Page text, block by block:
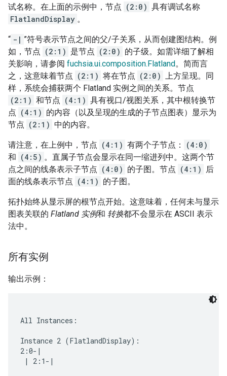
试名称。在上面的示例中，节点 (2:0) 具有调试名称
FlatlandDisplay 。
“ -| ”符号表示节点之间的父/子关系，从而创建图结构。例
如，节点 (2:1) 是节点 (2:0) 的子级。如需详细了解相
关影响，请参阅 fuchsia.ui.composition.Flatland。简而言
之，这意味着节点 (2:1) 将在节点 (2:0) 上方呈现。同
样，系统会捕获两个 Flatland 实例之间的关系。节点
(2:1) 和节点 (4:1) 具有视口/视图关系，其中根转换节
点 (4:1) 的内容（以及呈现的生成的子节点图表）显示为
节点 (2:1) 中的内容。
请注意，在上例中，节点 (4:1) 有两个子节点：
(4:0)
和 (4:5) 。直属子节点会显示在同一缩进列中。这两个节
点之间的线条表示子节点 (4:0) 的子图。节点 (4:1)
后
面的线条表示节点 (4:1) 的子图。
拓扑始终从显示屏的根节点开始。这意味着，任何未与显示
图表关联的 Flatland 实例和 转换都不会显示在 ASCII 表示
法中。
所有实例
输出示例：
All Instances:
Instance 2 (FlatlandDisplay):
2:0-|
| 2:1-|